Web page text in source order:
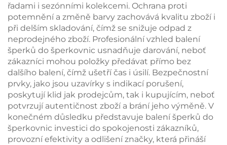
řadami i sezónními kolekcemi. Ochrana proti
potemnění a změně barvy zachovává kvalitu zboží i
při delším skladování, čímž se snižuje odpad z
neprodejného zboží. Profesionální vzhled balení
šperků do šperkovnic usnadňuje darování, neboť
zákazníci mohou položky předávat přímo bez
dalšího balení, čímž ušetří čas i úsilí. Bezpečnostní
prvky, jako jsou uzavírky s indikací porušení,
poskytují klid jak prodejcům, tak i kupujícím, neboť
potvrzují autentičnost zboží a brání jeho výměně. V
konečném důsledku představuje balení šperků do
šperkovnic investici do spokojenosti zákazníků,
provozní efektivity a odlišení značky, která přináší